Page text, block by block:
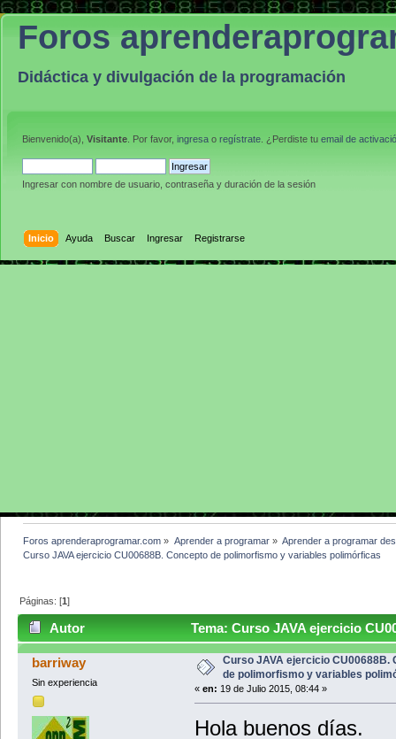
Foros
Didáctica y divulgación de la programación
Bienvenido(a), Visitante . Por favor, ingresa o regístrate . ¿Perdiste tu email de
Ingresar con nombre de usuario, contraseña y duración de la sesión
Inicio Ayuda Buscar Ingresar Registrarse
Foros aprenderaprogramar.com » Aprender a programar» Aprender a programar
Curso JAVA ejercicio CU00688B. Concepto de polimorfismo y variables polimórficas
Páginas: [1]
Autor
Tema: Curso JAVA ejercicio
polimórficas (Leído 5928 veces)
barriway
Sin experiencia
Curso JAVA ejercicio CU00688B.
de polimorfismo y variables
« en: 19 de Julio 2015, 08:44 »
Hola buenos días.